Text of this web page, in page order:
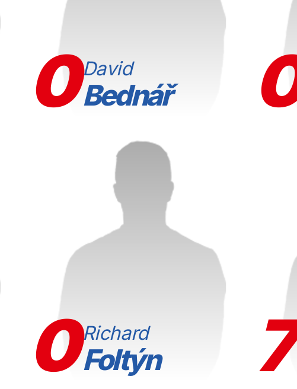
0 David
Bednář 0
0 Richard
Foltýn 7